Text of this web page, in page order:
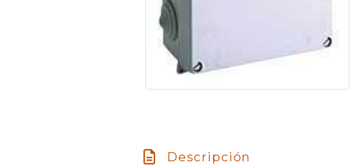
Descripción